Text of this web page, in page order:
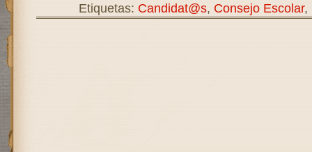
Etiquetas: Candidat@s, Consejo Escolar,